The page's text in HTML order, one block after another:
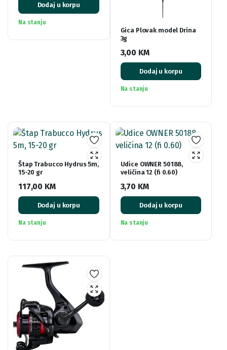
Dodaj u korpu
Na stanju
Gica Plovak model Drina
3g
3,00 KM
Dodaj u korpu
Na stanju
Štap Trabucco Hydrus 5m,
15-20 gr
117,00 KM
Dodaj u korpu
Na stanju
Udice OWNER 50188,
veličina 12 (fi 0.60)
3,70 KM
Dodaj u korpu
Na stanju